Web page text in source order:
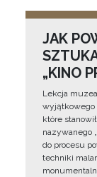
JAK
„KINO
Lekcja
wyjątkowego
które
nazywanego
do procesu
techniki